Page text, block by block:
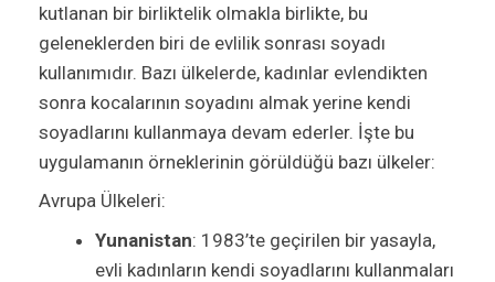
kutlanan bir birliktelik olmakla birlikte, bu
geleneklerden biri de evlilik sonrası soyadı
kullanımıdır. Bazı ülkelerde, kadınlar evlendikten
sonra kocalarının soyadını almak yerine kendi
soyadlarını kullanmaya devam ederler. İşte bu
uygulamanın örneklerinin görüldüğü bazı ülkeler:
Avrupa Ülkeleri:
Yunanistan: 1983’te geçirilen bir yasayla,
evli kadınların kendi soyadlarını kullanmaları